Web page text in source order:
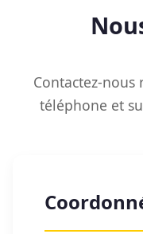
Contactez-
téléphone et